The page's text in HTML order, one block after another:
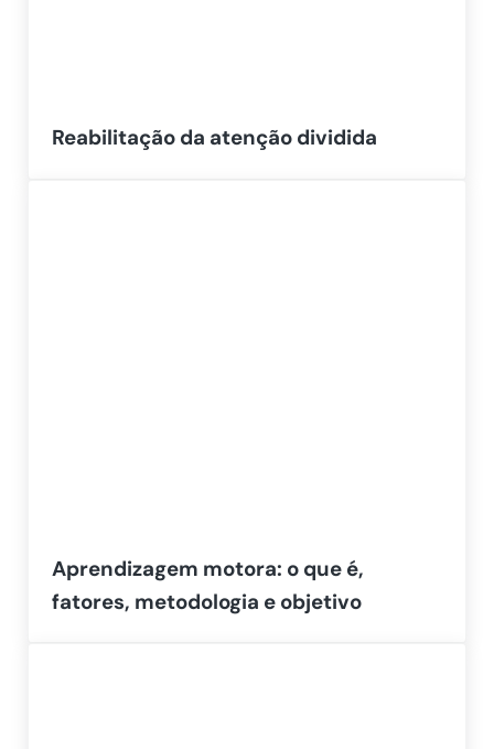
Reabilitação da atenção dividida
Aprendizagem motora: o que é,
fatores, metodologia e objetivo